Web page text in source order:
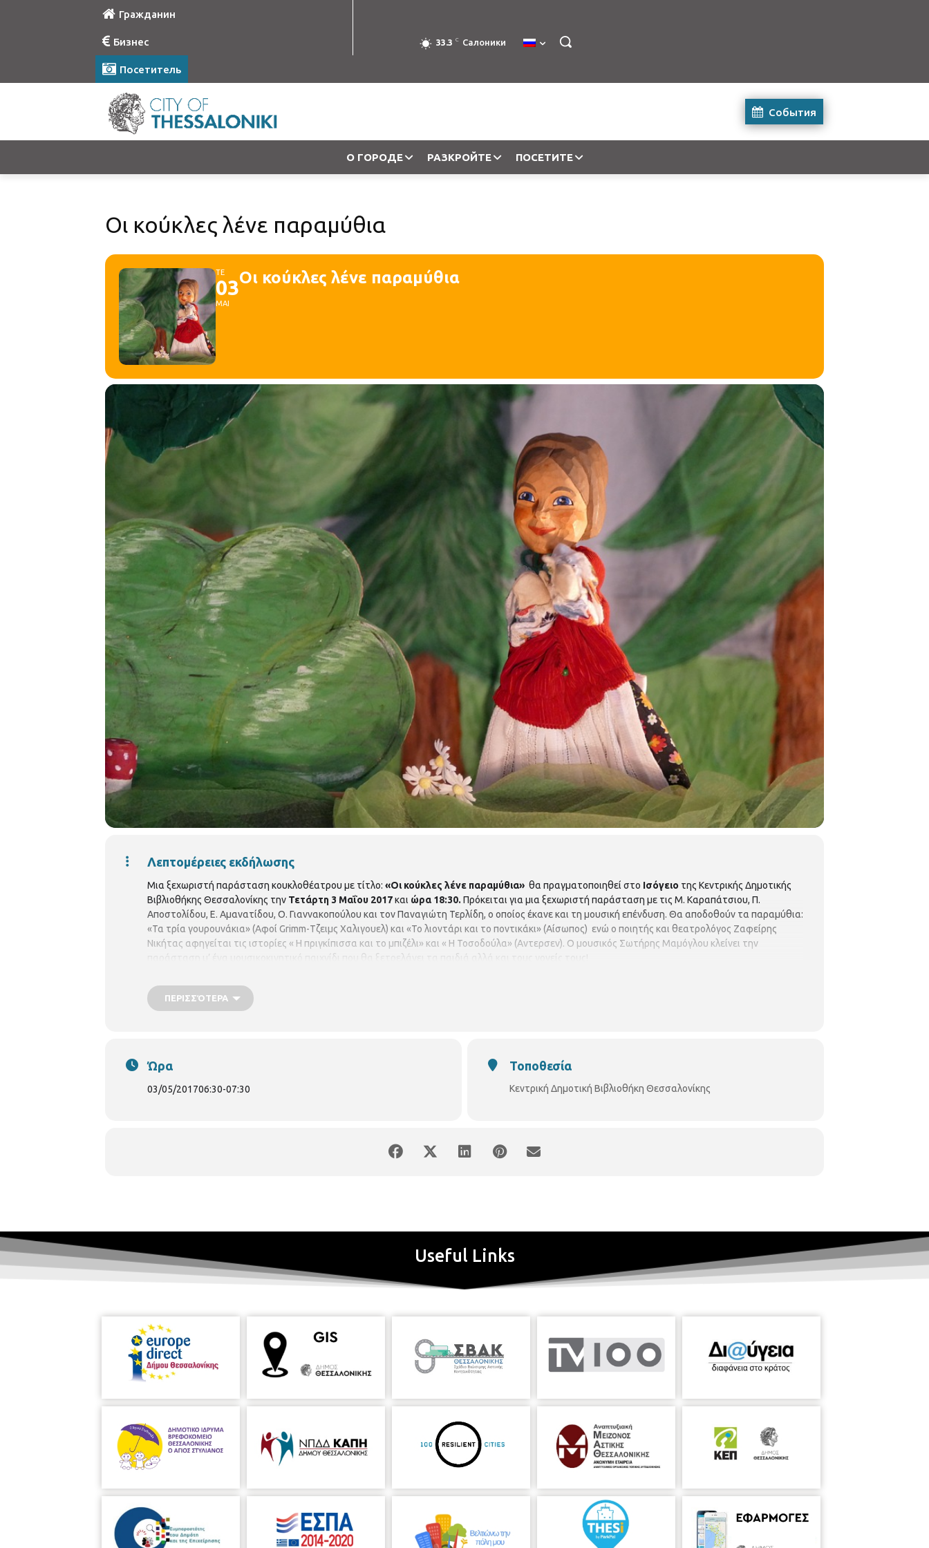
Гражданин
Бизнес
Посетитель
33.3 C Салоники
События
О ГОРОДЕ РАЗКРОЙТЕ ПОСЕТИТЕ
Οι κούκλες λένε παραμύθια
ΤΕ
03
ΜΑΙ
Οι κούκλες λένε παραμύθια
Λεπτομέρειες εκδήλωσης
Μια ξεχωριστή παράσταση κουκλοθέατρου με τίτλο: «Οι κούκλες λένε παραμύθια» θα πραγματοποιηθεί στο Ισόγειο της Κεντρικής Δημοτικής
Βιβλιοθήκης Θεσσαλονίκης την Τετάρτη 3 Μαΐου 2017και ώρα 18:30. Πρόκειται για μια ξεχωριστή παράσταση με τις Μ. Καραπάτσιου, Π.
Αποστολίδου, Ε. Αμανατίδου, Ο. Γιαννακοπούλου και τον Παναγιώτη Τερλίδη, ο οποίος έκανε και τη μουσική επένδυση. Θα αποδοθούν τα παραμύθια:
«Τα τρία γουρουνάκια» (Αφοί Grimm-Τζειμς Χαλιγουελ) και «Το λιοντάρι και το ποντικάκι» (Αίσωπος) ενώ ο ποιητής και θεατρολόγος Ζαφείρης
Νικήτας αφηγείται τις ιστορίες « Η πριγκίπισσα και το μπιζέλι» και « Η Τοσοδούλα» (Αντερσεν). Ο μουσικός Σωτήρης Μαμόγλου κλείνει την
παράσταση μ’ ένα μουσικοκινητικό παιχνίδι που θα ξετρελάνει τα παιδιά αλλά και τους γονείς τους!
ΠΕΡΙΣΣΌΤΕΡΑ
Ώρα
03/05/201706:30-07:30
Τοποθεσία
Κεντρική Δημοτική Βιβλιοθήκη Θεσσαλονίκης
Useful Links